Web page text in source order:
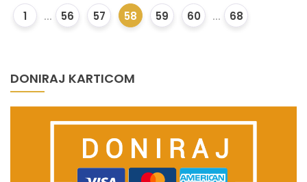
1 ... 56 57 58 59 60 ... 68
DONIRAJ KARTICOM